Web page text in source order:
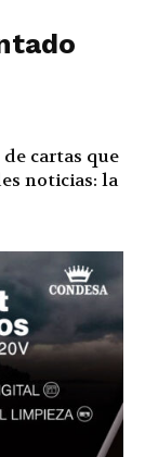
cartas que
noticias: la